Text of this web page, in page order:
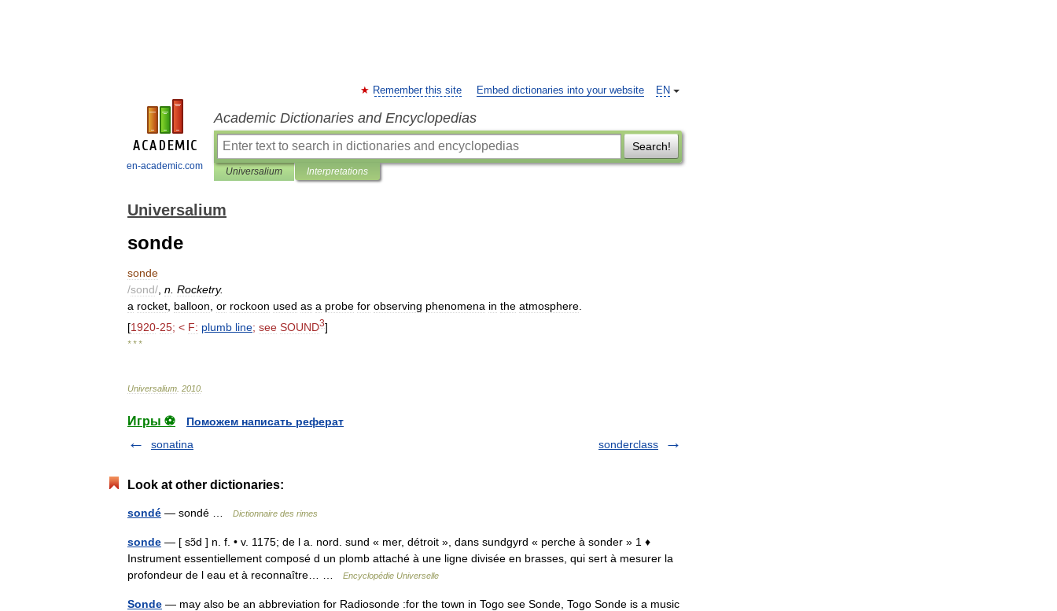
en-academic.com
EN
Remember this site Embed dictionaries into your website
Academic Dictionaries and Encyclopedias
Search!
Universalium Interpretations
Universalium
sonde
sonde
/sond/ n Rocketry.
a rocket balloon or rockoon used as a probe for observing phenomena in the atmosphere
[1920-25; < F: plumb line; see SOUND3]
* * *
Universalium 2010
Игры ⚽
Поможем написать реферат
sonatina
sonderclass
Look at other dictionaries:
sondé — sondé … Dictionnaire des rimes
sonde — [ sɔ̃d ] n. f. • v. 1175; de l a. nord. sund « mer, détroit », dans sundgyrd « perche à sonder » 1 ♦
Instrument essentiellement composé d un plomb attaché à une ligne divisée en brasses, qui sert à mesurer la
profondeur de l eau et à reconnaître… …
Encyclopédie Universelle
Sonde — may also be an abbreviation for Radiosonde :for the town in Togo see Sonde, Togo Sonde is a music